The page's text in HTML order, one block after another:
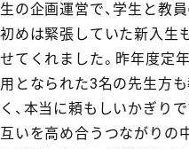
生の企画運営で、学生と教
初めは緊張していた新入生
せてくれました。昨年度定
用となられた3名の先生方
く、本当に頼もしいかぎり
互いを高め合うつながりの